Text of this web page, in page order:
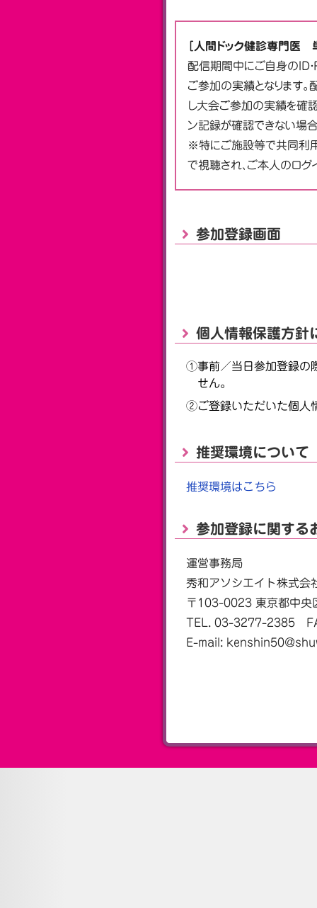
［人間ドック健診専門医
配信期間中にご自身のID
ご参加の実績となります
し大会ご参加の実績を確
ン記録が確認できない場合
※特にご施設等で共同利
で視聴され、ご本人のログ
参加登録画面
個人情報保護方針
①事前／当日参加登録の
せん。
②ご登録いただいた個人
推奨環境について
推奨環境はこちら
参加登録に関する
運営事務局
秀和アソシエイト株式会
〒103-0023 東京都中央
TEL. 03-3277-2385
E-mail: